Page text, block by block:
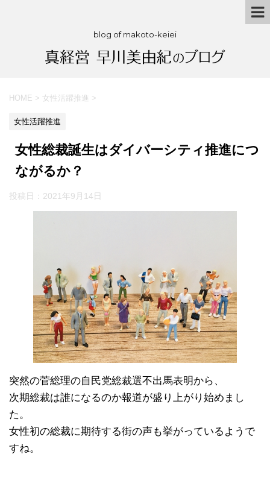
blog of makoto-keiei
HOME > 女性活躍推進 >
女性活躍推進
女性総裁誕生はダイバーシティ推進につ
ながるか？
投稿日： 2021年9月14日
突然の菅総理の自民党総裁選不出馬表明から、
次期総裁は誰になるのか報道が盛り上がり始めまし
た。
女性初の総裁に期待する街の声も挙がっているようで
すね。